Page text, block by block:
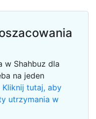
w Shahbuz dla
na jeden
Kliknij tutaj, aby
utrzymania w